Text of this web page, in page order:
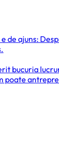
de ajuns:
bucuria
poate